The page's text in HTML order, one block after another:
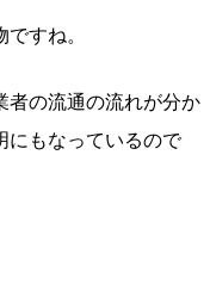
すね。
者の流通の流れが分か
にもなっているので